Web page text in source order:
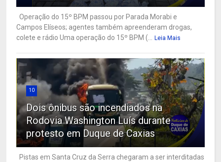
Operação do 15º BPM passou por Parada Morabi e
Campos Elíseos; agentes também apreenderam drogas,
colete e rádio Uma operação do 15º BPM (... Leia Mais
10
Dois ônibus são incendiados na
Rodovia Washington Luís durante
protesto em Duque de Caxias
Pistas em Santa Cruz da Serra chegaram a ser interditadas